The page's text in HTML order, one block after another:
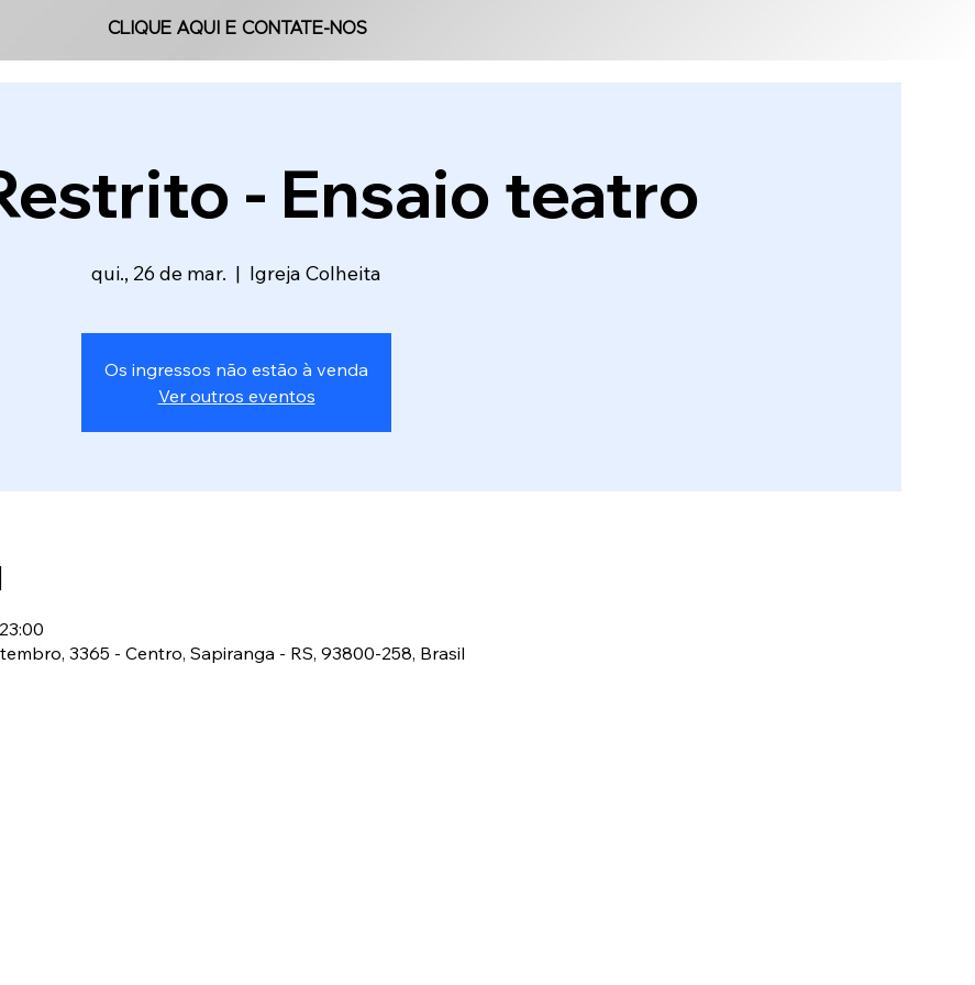
CLIQUE AQUI E CONTATE-NOS
CLIQUE AQUI E CONTATE-NOS
- Ensaio teatro
qui., 26 de mar.
  |
Igreja Colheita
Os ingressos não estão à venda
Ver outros eventos
3365 - Centro, Sapiranga - RS, 93800-258, Brasil